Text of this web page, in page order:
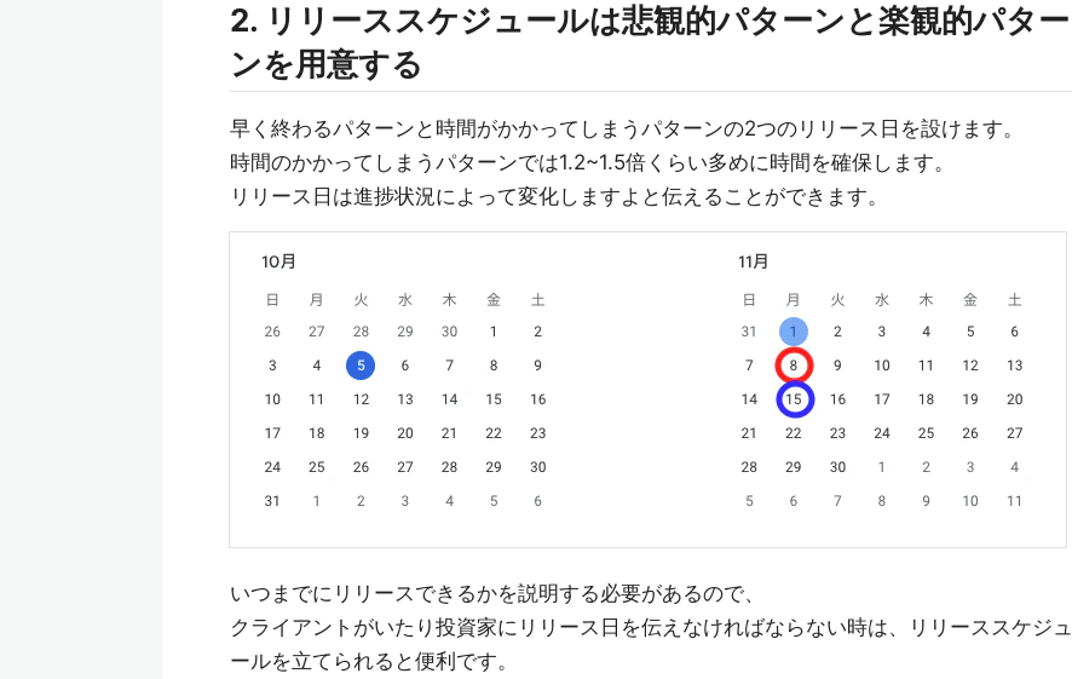
2. リリーススケジュールは悲観的パターンと楽観的パター
ンを用意する
早く終わるパターンと時間がかかってしまうパターンの2つのリリース日を設けます。
時間のかかってしまうパターンでは1.2~1.5倍くらい多めに時間を確保します。
リリース日は進捗状況によって変化しますよと伝えることができます。
いつまでにリリースできるかを説明する必要があるので、
クライアントがいたり投資家にリリース日を伝えなければならない時は、リリーススケジュ
ールを立てられると便利です。